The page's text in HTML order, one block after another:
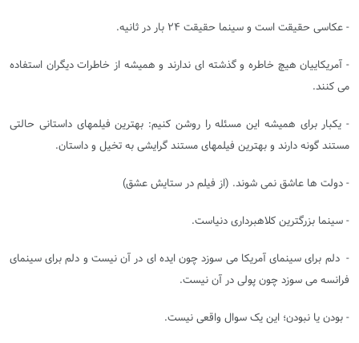
- عکاسی حقیقت است و سینما حقیقت ۲۴ بار در ثانیه.
- آمریکاییان هیچ خاطره و گذشته ای ندارند و همیشه از خاطرات دیگران استفاده
می کنند.
- یکبار برای همیشه این مسئله را روشن کنیم: بهترین فیلمهای داستانی حالتی
مستند گونه دارند و بهترین فیلمهای مستند گرایشی به تخیل و داستان.
- دولت ها عاشق نمی شوند. (از فیلم در ستایش عشق)
- سینما بزرگترین کلاهبرداری دنیاست.
- دلم برای سینمای آمریکا می سوزد چون ایده ای در آن نیست و دلم برای سینمای
فرانسه می سوزد چون پولی در آن نیست.
- بودن یا نبودن؛ این یک سوال واقعی نیست.